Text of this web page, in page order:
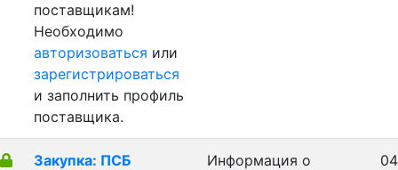
поставщикам!
Необходимо
авторизоваться или
зарегистрироваться
и заполнить профиль
поставщика.
Закупка: ПСБ
Информация о